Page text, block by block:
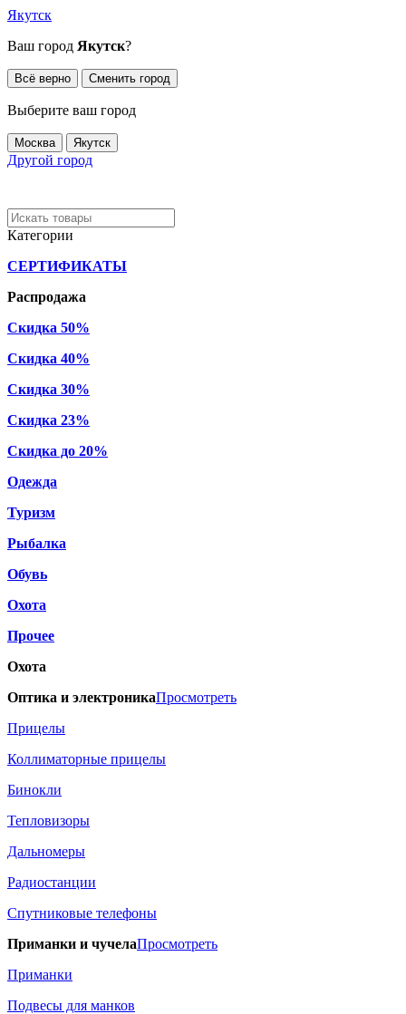
Якутск
Ваш город Якутск?
Всё верно Сменить город
Выберите ваш город
Москва Якутск
Другой город
Категории
СЕРТИФИКАТЫ
Распродажа
Скидка 50%
Скидка 40%
Скидка 30%
Скидка 23%
Скидка до 20%
Одежда
Туризм
Рыбалка
Обувь
Охота
Прочее
Охота
Оптика и электроникаПросмотреть
Прицелы
Коллиматорные прицелы
Бинокли
Тепловизоры
Дальномеры
Радиостанции
Спутниковые телефоны
Приманки и чучелаПросмотреть
Приманки
Подвесы для манков